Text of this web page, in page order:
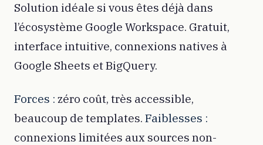
Solution idéale si vous êtes déjà dans
l’écosystème Google Workspace. Gratuit,
interface intuitive, connexions natives à
Google Sheets et BigQuery.
Forces : zéro coût, très accessible,
beaucoup de templates. Faiblesses :
connexions limitées aux sources non-